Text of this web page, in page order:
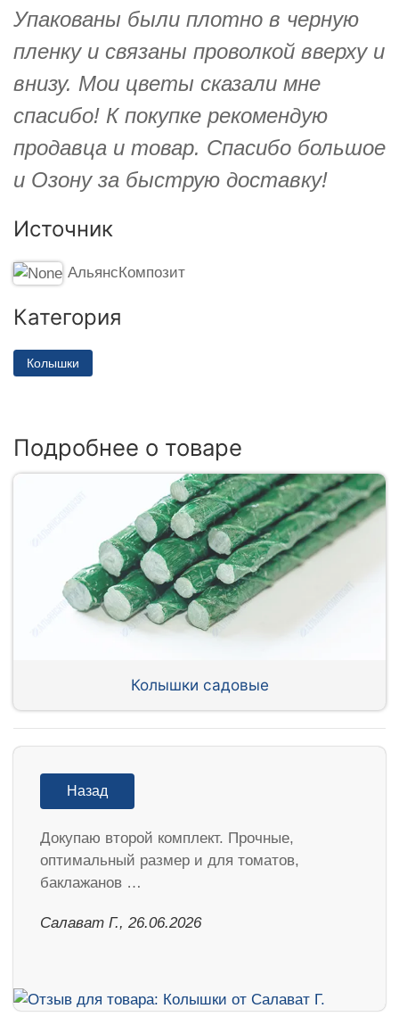
Упакованы были плотно в черную
пленку и связаны проволкой вверху и
внизу. Мои цветы сказали мне
спасибо! К покупке рекомендую
продавца и товар. Спасибо большое
и Озону за быструю доставку!
Источник
АльянсКомпозит
Категория
Колышки
Подробнее о товаре
Колышки садовые
Назад
Докупаю второй комплект. Прочные,
оптимальный размер и для томатов,
баклажанов …
Салават Г., 26.06.2026